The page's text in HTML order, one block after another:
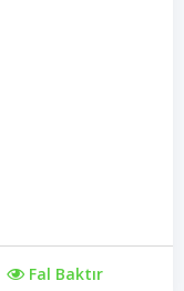
Fal Baktır